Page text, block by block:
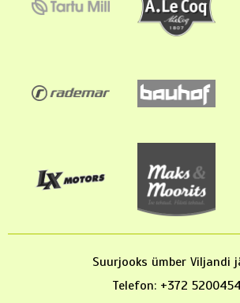
Suurjooks ümber Viljandi
Telefon: +372 5200454